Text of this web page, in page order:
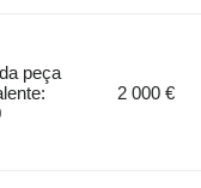
peça
2 000 €